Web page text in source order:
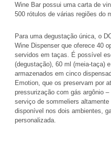
Wine Bar possui uma carta de
500 rótulos de várias regiões do
Para uma degustação única, o
Wine Dispenser que oferece 40
servidos em taças. É possível
(degustação), 60 ml (meia-taça)
armazenados em cinco
Emotion, que os preservam por
pressurização com gás argônio
serviço de sommeliers
disponível nos dois ambientes,
personalizada.